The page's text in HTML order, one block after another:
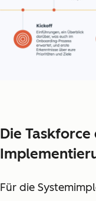
Die Taskforce
Für die